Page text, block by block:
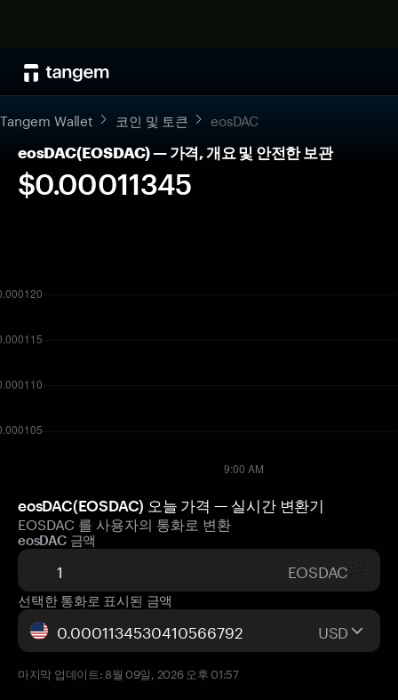
Tangem Wallet 코인 및 토큰 eosDAC
eosDAC(EOSDAC) — 가격, 개요 및 안전한 보관
$0.00011345
eosDAC(EOSDAC) 오늘 가격 — 실시간 변환기
EOSDAC 를 사용자의 통화로 변환
eosDAC 금액
EOSDAC
선택한 통화로 표시된 금액
USD
마지막 업데이트: 8월 09일, 2026 오후 01:57